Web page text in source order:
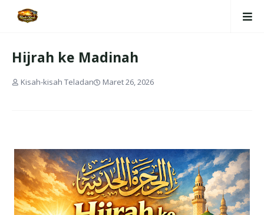
Hijrah ke Madinah
Kisah-kisah Teladan Maret 26, 2026